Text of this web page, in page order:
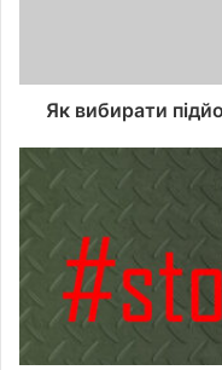
Як вибирати